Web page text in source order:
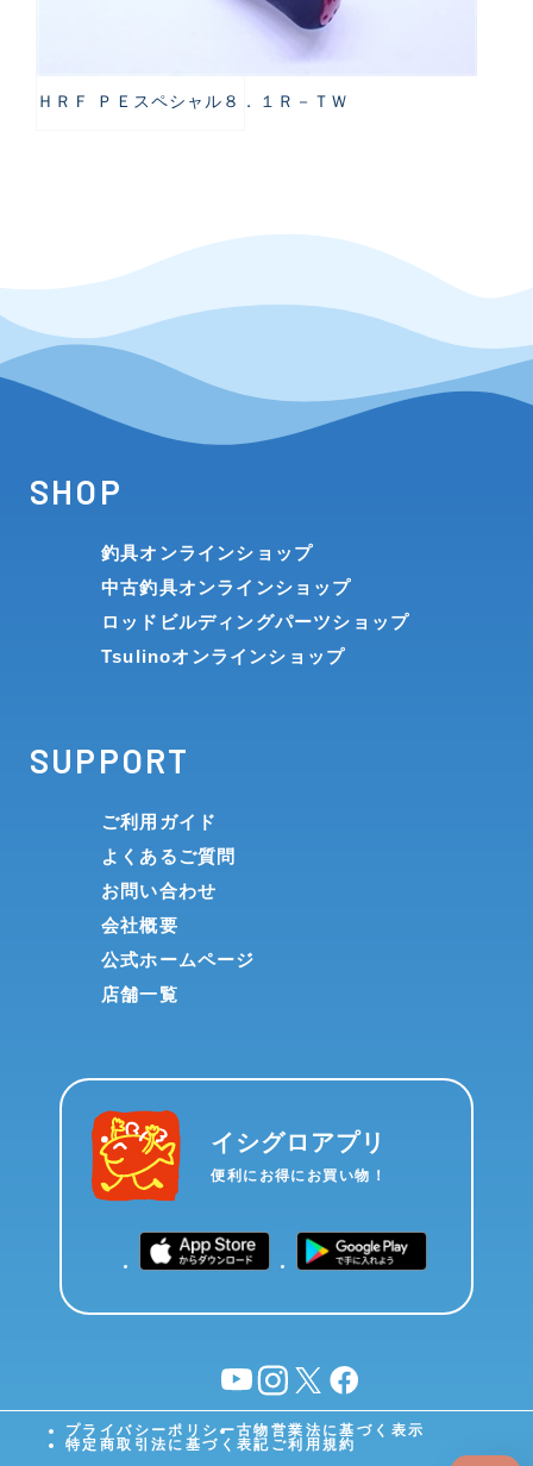
ＨＲＦ ＰＥスペシャル８．１Ｒ－ＴＷ
SHOP
釣具オンラインショップ
中古釣具オンラインショップ
ロッドビルディングパーツショップ
Tsulinoオンラインショップ
SUPPORT
ご利用ガイド
よくあるご質問
お問い合わせ
会社概要
公式ホームページ
店舗一覧
イシグロアプリ
便利にお得にお買い物！
YouTubeinstagram
X facebook
プライバシーポリシー古物営業法に基づく表示
特定商取引法に基づく表記 ご利用規約